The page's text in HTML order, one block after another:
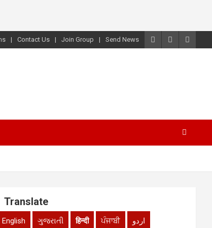
Contact Us Join Group Send News
Translate
English ગુજરાતી हिन्दी ਪੰਜਾਬੀ اردو